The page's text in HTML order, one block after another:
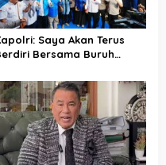
Saya Akan Terus
Bersama Buruh